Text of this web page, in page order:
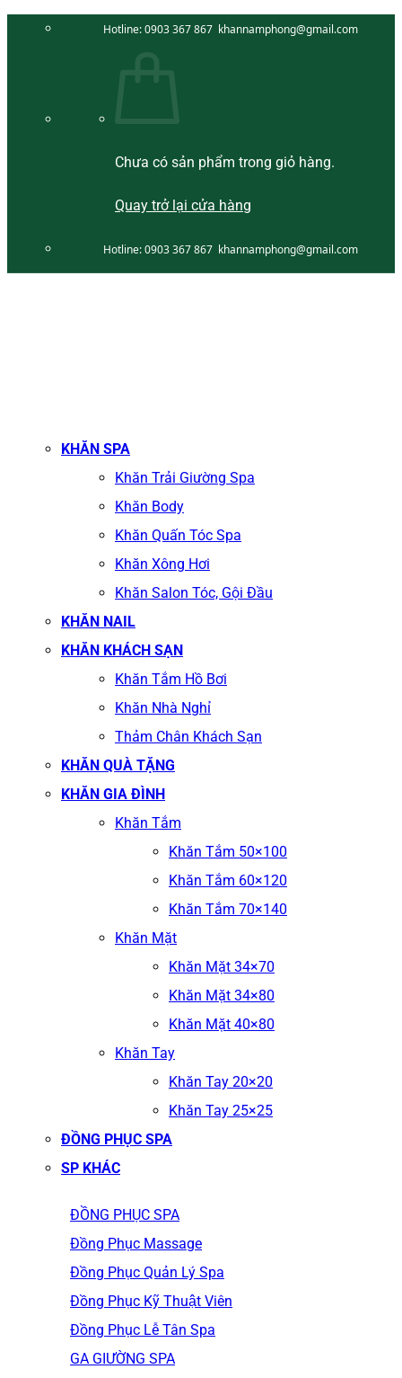
Hotline:0903 367 867 khannamphong@gmail.com
Chưa có sản phẩm trong giỏ hàng.
Quay trở lại cửa hàng
Hotline:0903 367 867 khannamphong@gmail.com
KHĂN SPA
Khăn Trải Giường Spa
Khăn Body
Khăn Quấn Tóc Spa
Khăn Xông Hơi
Khăn Salon Tóc, Gội Đầu
KHĂN NAIL
KHĂN KHÁCH SẠN
Khăn Tắm Hồ Bơi
Khăn Nhà Nghỉ
Thảm Chân Khách Sạn
KHĂN QUÀ TẶNG
KHĂN GIA ĐÌNH
Khăn Tắm
Khăn Tắm 50×100
Khăn Tắm 60×120
Khăn Tắm 70×140
Khăn Mặt
Khăn Mặt 34×70
Khăn Mặt 34×80
Khăn Mặt 40×80
Khăn Tay
Khăn Tay 20×20
Khăn Tay 25×25
ĐỒNG PHỤC SPA
SP KHÁC
ĐỒNG PHỤC SPA
Đồng Phục Massage
Đồng Phục Quản Lý Spa
Đồng Phục Kỹ Thuật Viên
Đồng Phục Lễ Tân Spa
GA GIƯỜNG SPA